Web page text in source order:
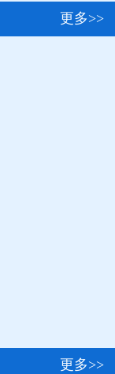
更多>>
更多>>